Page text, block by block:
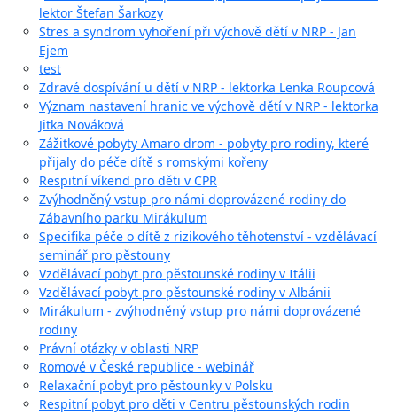
lektor Štefan Šarkozy
Stres a syndrom vyhoření při výchově dětí v NRP - Jan
Ejem
test
Zdravé dospívání u dětí v NRP - lektorka Lenka Roupcová
Význam nastavení hranic ve výchově dětí v NRP - lektorka
Jitka Nováková
Zážitkové pobyty Amaro drom - pobyty pro rodiny, které
přijaly do péče dítě s romskými kořeny
Respitní víkend pro děti v CPR
Zvýhodněný vstup pro námi doprovázené rodiny do
Zábavního parku Mirákulum
Specifika péče o dítě z rizikového těhotenství - vzdělávací
seminář pro pěstouny
Vzdělávací pobyt pro pěstounské rodiny v Itálii
Vzdělávací pobyt pro pěstounské rodiny v Albánii
Mirákulum - zvýhodněný vstup pro námi doprovázené
rodiny
Právní otázky v oblasti NRP
Romové v České republice - webinář
Relaxační pobyt pro pěstounky v Polsku
Respitní pobyt pro děti v Centru pěstounských rodin